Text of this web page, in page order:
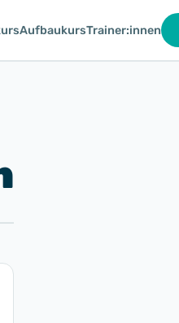
AufbaukursTrainer:innen